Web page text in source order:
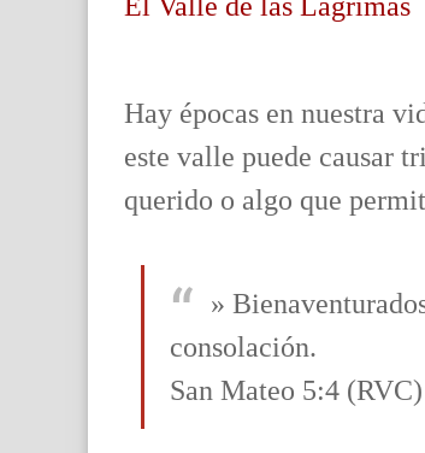
El Valle de las Lagrimas
Hay épocas en nuestra
este valle puede causar
querido o algo que
»
consolación.
San Mateo 5:4 (RVC)